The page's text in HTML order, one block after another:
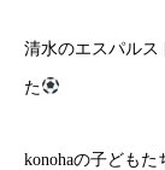
清水のエスパルス
た
konohaの子ども